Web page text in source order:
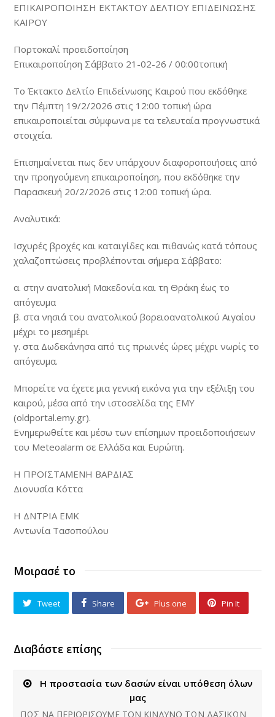
ΕΠΙΚΑΙΡΟΠΟΙΗΣΗ ΕΚΤΑΚΤΟΥ ΔΕΛΤΙΟΥ ΕΠΙΔΕΙΝΩΣΗΣ
ΚΑΙΡΟΥ
Πορτοκαλί προειδοποίηση
Επικαιροποίηση Σάββατο 21-02-26 / 00:00τοπική
Το Έκτακτο Δελτίο Επιδείνωσης Καιρού που εκδόθηκε
την Πέμπτη 19/2/2026 στις 12:00 τοπική ώρα
επικαιροποιείται σύμφωνα με τα τελευταία προγνωστικά
στοιχεία.
Επισημαίνεται πως δεν υπάρχουν διαφοροποιήσεις από
την προηγούμενη επικαιροποίηση, που εκδόθηκε την
Παρασκευή 20/2/2026 στις 12:00 τοπική ώρα.
Αναλυτικά:
Ισχυρές βροχές και καταιγίδες και πιθανώς κατά τόπους
χαλαζοπτώσεις προβλέπονται σήμερα Σάββατο:
α. στην ανατολική Μακεδονία και τη Θράκη έως το
απόγευμα
β. στα νησιά του ανατολικού βορειοανατολικού Αιγαίου
μέχρι το μεσημέρι
γ. στα Δωδεκάνησα από τις πρωινές ώρες μέχρι νωρίς το
απόγευμα.
Μπορείτε να έχετε μια γενική εικόνα για την εξέλιξη του
καιρού, μέσα από την ιστοσελίδα της ΕΜΥ
(oldportal.emy.gr).
Ενημερωθείτε και μέσω των επίσημων προειδοποιήσεων
του Meteoalarm σε Ελλάδα και Ευρώπη.
Η ΠΡΟΪΣΤΑΜΕΝΗ ΒΑΡΔΙΑΣ
Διονυσία Κόττα
Η ΔΝΤΡΙΑ ΕΜΚ
Αντωνία Τασοπούλου
Μοιρασέ το
Tweet Share Plus one Pin It
Διαβάστε επίσης
Η προστασία των δασών είναι υπόθεση όλων
μας
ΠΩΣ ΝΑ ΠΕΡΙΟΡΙΣΟΥΜΕ ΤΟΝ ΚΙΝΔΥΝΟ ΤΩΝ ΔΑΣΙΚΩΝ